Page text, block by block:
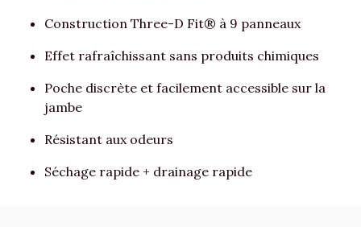
Construction Three-D Fit® à 9 panneaux
Effet rafraîchissant sans produits chimiques
Poche discrète et facilement accessible sur la
jambe
Résistant aux odeurs
Séchage rapide + drainage rapide